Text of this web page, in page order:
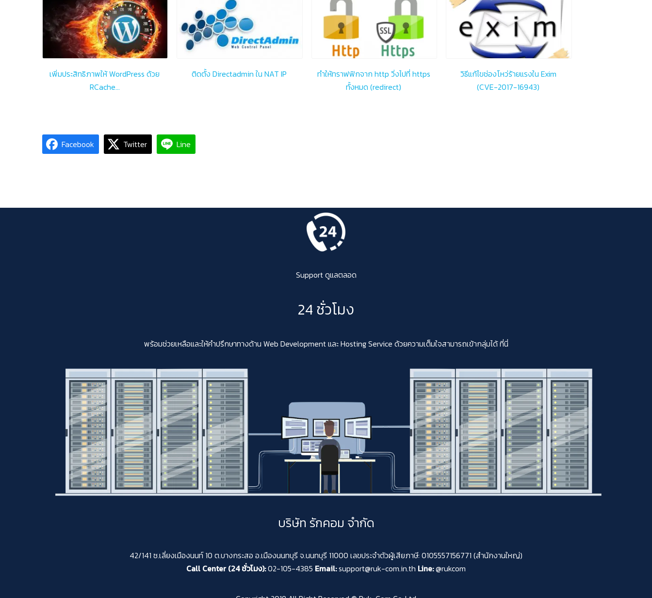
เพิ่มประสิทธิภาพให้ WordPress ด้วย
RCache…
ติดตั้ง Directadmin ใน NAT IP
ทำให้ทราฟฟิกจาก http วิ่งไปที่ https
ทั้งหมด (redirect)
วิธีแก้ไขช่องโหว่ร้ายแรงใน Exim
(CVE-2017-16943)
Facebook Twitter Line
Support ดูแลตลอด
24 ชั่วโมง
พร้อมช่วยเหลือและให้คำปรึกษาทางด้าน Web Development และ Hosting Service ด้วยความเต็มใจสามารถเข้ากลุ่มได้ ที่นี่
บริษัท รักคอม จำกัด
42/141 ซ.เลี่ยงเมืองนนท์ 10 ต.บางกระสอ อ.เมืองนนทบุรี จ.นนทบุรี 11000 เลขประจำตัวผู้เสียภาษี: 0105557156771 (สำนักงานใหญ่)
Call Center (24 ชั่วโมง):02-105-4385 Email:support@ruk-com.in.th Line:@rukcom